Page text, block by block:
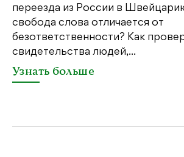
переезда из России в
свобода слова отличается от
безответственности? Как
свидетельства людей,...
Узнать больше